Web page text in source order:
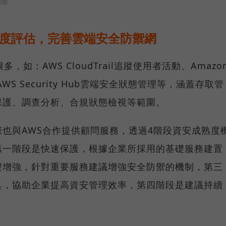
評估，完善雲端安全防禦網
多，如：AWS CloudTrail追蹤使用者活動、
Security Hub雲端安全狀態管理等，涵蓋存取管
、調查分析、合規狀態檢視等範圍。
與AWS合作提供顧問服務，透過4階段資安成熟度
階段是快速保護，根據企業所採用的基礎服務建置
強，針對重要服務建議增強安全防禦的機制，第三
協助企業提高資安管理效率，第四階段是建議持續